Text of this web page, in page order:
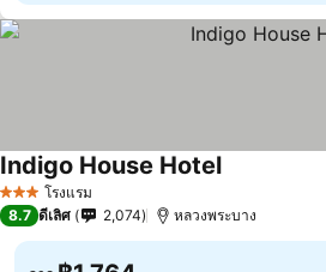
3 ดาว โรงแรม
Indigo House Hotel
8.7 ดีเลิศ 2,074 หลวงพระบาง